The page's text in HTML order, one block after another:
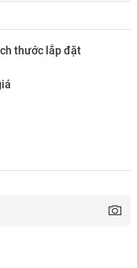
thước lắp đặt